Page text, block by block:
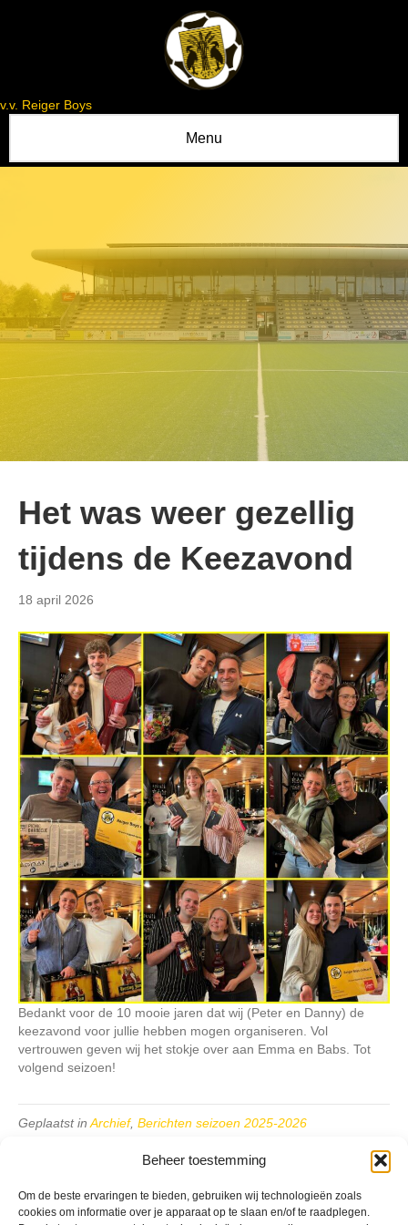
Beheer toestemming
Om de beste ervaringen te bieden, gebruiken wij technologieën zoals
cookies om informatie over je apparaat op te slaan en/of te raadplegen.
v.v. Reiger Boys
Menu
Het was weer gezellig
tijdens de Keezavond
18 april 2026
Bedankt voor de 10 mooie jaren dat wij (Peter en Danny) de
keezavond voor jullie hebben mogen organiseren. Vol
vertrouwen geven wij het stokje over aan Emma en Babs. Tot
volgend seizoen!
Geplaatst inArchief, Berichten seizoen 2025-2026